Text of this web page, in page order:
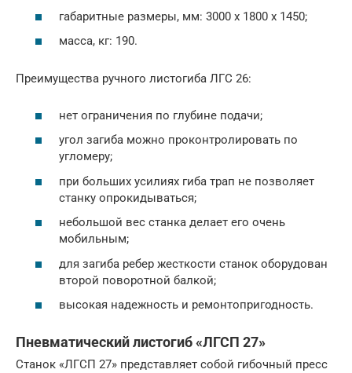
габаритные размеры, мм: 3000 х 1800 х 1450;
масса, кг: 190.
Преимущества ручного листогиба ЛГС 26:
нет ограничения по глубине подачи;
угол загиба можно проконтролировать по
угломеру;
при больших усилиях гиба трап не позволяет
станку опрокидываться;
небольшой вес станка делает его очень
мобильным;
для загиба ребер жесткости станок оборудован
второй поворотной балкой;
высокая надежность и ремонтопригодность.
Пневматический листогиб «ЛГСП 27»
Станок «ЛГСП 27» представляет собой гибочный пресс